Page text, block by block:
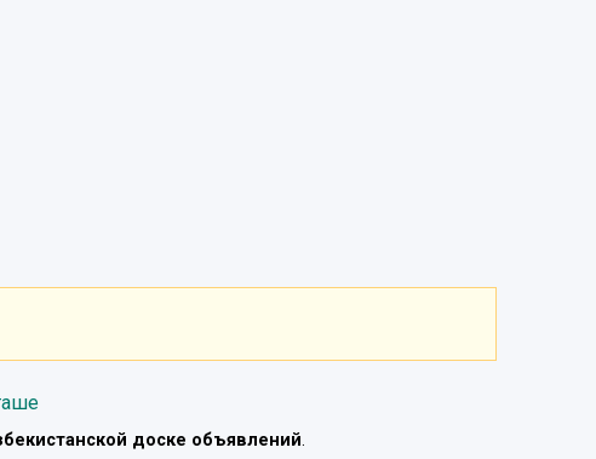
доске объявлений.